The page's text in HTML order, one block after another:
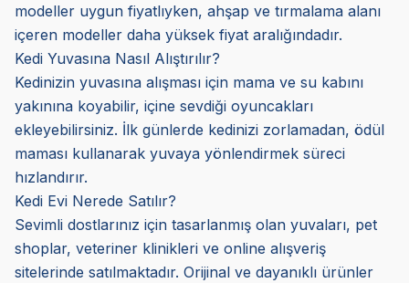
modeller uygun fiyatlıyken, ahşap ve tırmalama alanı
içeren modeller daha yüksek fiyat aralığındadır.
Kedi Yuvasına Nasıl Alıştırılır?
Kedinizin yuvasına alışması için mama ve su kabını
yakınına koyabilir, içine sevdiği oyuncakları
ekleyebilirsiniz. İlk günlerde kedinizi zorlamadan, ödül
maması kullanarak yuvaya yönlendirmek süreci
hızlandırır.
Kedi Evi Nerede Satılır?
Sevimli dostlarınız için tasarlanmış olan yuvaları, pet
shoplar, veteriner klinikleri ve online alışveriş
sitelerinde satılmaktadır. Orijinal ve dayanıklı ürünler